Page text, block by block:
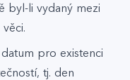
byl-li vydaný mezi
pro existenci
tj. den